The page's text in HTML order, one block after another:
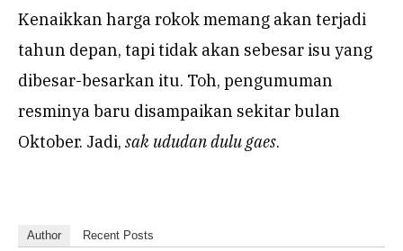
Kenaikkan harga rokok memang akan terjadi
tahun depan, tapi tidak akan sebesar isu yang
dibesar-besarkan itu. Toh, pengumuman
resminya baru disampaikan sekitar bulan
Oktober. Jadi, sak ududan dulu gaes.
Author Recent Posts